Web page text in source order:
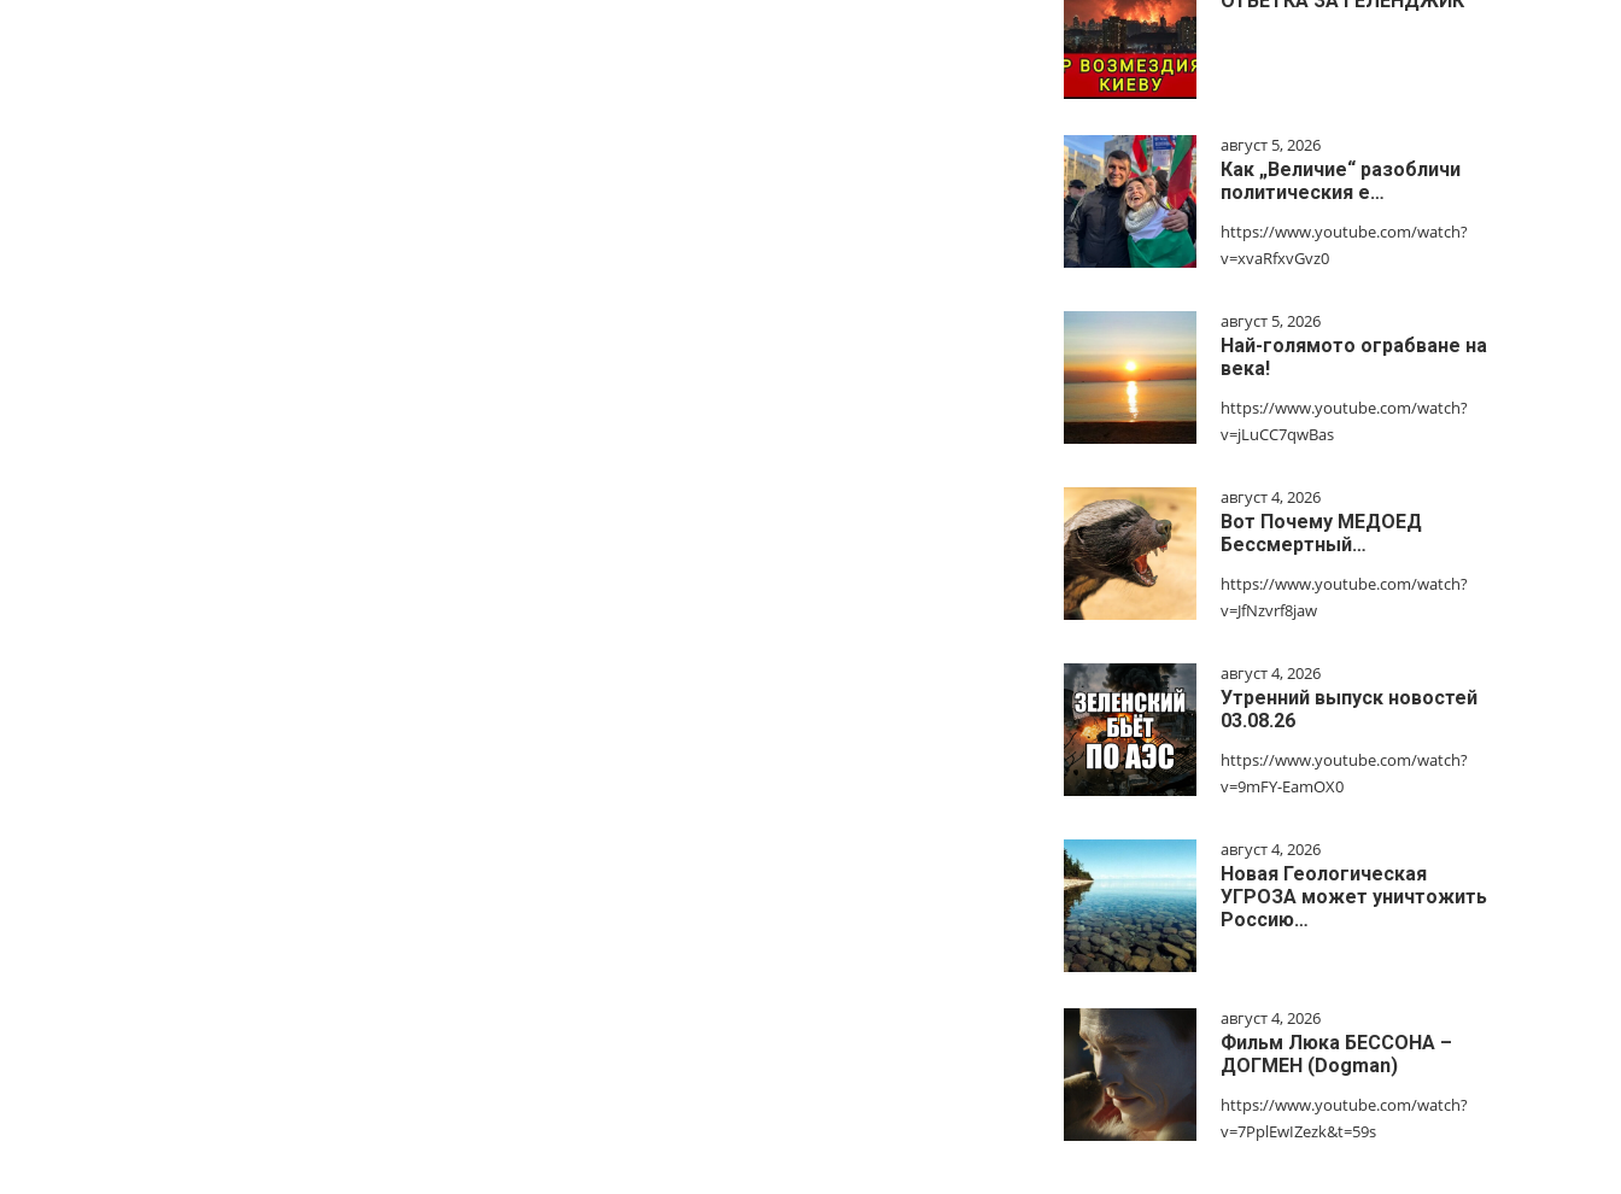
август 5, 2026
Как „Величие“ разобличи
политическия е…
https://www.youtube.com/watch?
v=xvaRfxvGvz0
август 5, 2026
Най-голямото ограбване на
века!
https://www.youtube.com/watch?
v=jLuCC7qwBas
август 4, 2026
Вот Почему МЕДОЕД
Бессмертный…
https://www.youtube.com/watch?
v=JfNzvrf8jaw
август 4, 2026
Утренний выпуск новостей
03.08.26
https://www.youtube.com/watch?
v=9mFY-EamOX0
август 4, 2026
Новая Геологическая
УГРОЗА может уничтожить
Россию…
август 4, 2026
Фильм Люка БЕССОНА –
ДОГМЕН (Dogman)
https://www.youtube.com/watch?
v=7PplEwIZezk&t=59s